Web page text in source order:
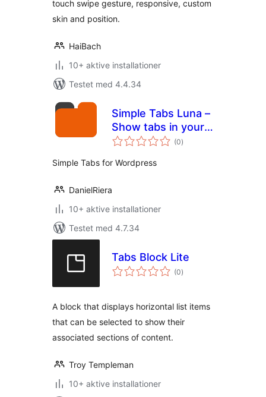
touch swipe gesture, responsive, custom
skin and position.
HaiBach
10+ aktive installationer
Testet med 4.4.34
Simple Tabs Luna –
Show tabs in your
content or widget
(0totale
bedømmelser
)
Simple Tabs for Wordpress
DanielRiera
10+ aktive installationer
Testet med 4.7.34
Tabs Block Lite
(0totale
bedømmelser
)
A block that displays horizontal list items
that can be selected to show their
associated sections of content.
Troy Templeman
10+ aktive installationer